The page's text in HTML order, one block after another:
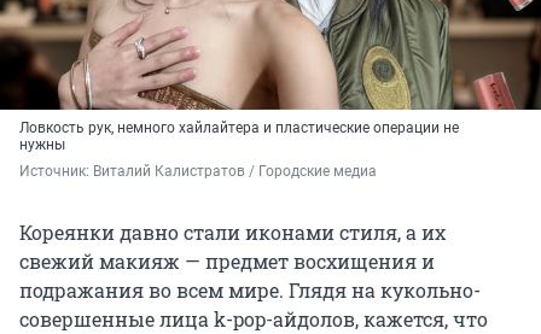
Ловкость рук, немного хайлайтера и пластические операции не
нужны
Источник: Виталий Калистратов / Городские медиа
Кореянки давно стали иконами стиля, а их
свежий макияж — предмет восхищения и
подражания во всем мире. Глядя на кукольно-
совершенные лица k-pop-айдолов, кажется, что